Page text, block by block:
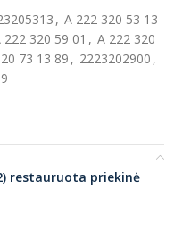
, A 222 320 53 13
222 320 59 01 , A 222 320
73 13 89 , 2223202900 ,
restauruota priekinė